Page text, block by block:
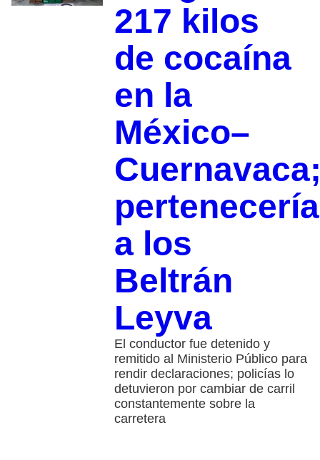
217 kilos
de cocaína
en la
México–
pertenecería
a los
Beltrán
Leyva
El conductor fue detenido y
remitido al Ministerio Público para
rendir declaraciones; policías lo
detuvieron por cambiar de carril
constantemente sobre la
carretera